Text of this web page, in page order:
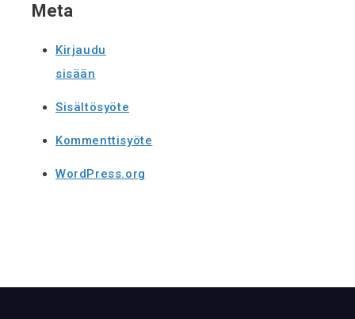
Meta
Kirjaudu
sisään
Sisältösyöte
Kommenttisyöte
WordPress.org